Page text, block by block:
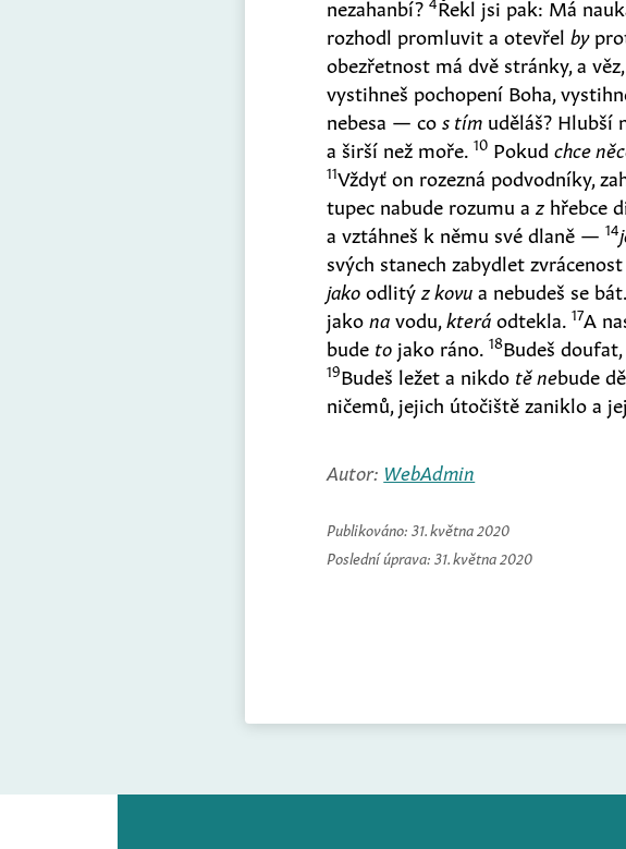
nezahanbí? Řekl jsi pak: Má
rozhodl promluvit a otevřelby
obezřetnost má dvě stránky, a
vystihneš pochopení Boha,
nebesa — co s tím uděláš?
a širší než moře.10 Pokudchce
11Vždyť on rozezná podvodníky,
tupec nabude rozumu a z hřebce
a vztáhneš k němu své dlaně —14
svých stanech zabydlet
jakoodlitý z kovua nebudeš se
jako navodu, kteráodtekla.17A
bude to jako ráno.18Budeš
19Budeš ležet a nikdo tě nebude
ničemů, jejich útočiště zaniklo a
Autor: WebAdmin
Publikováno: 31. května 2020
Poslední úprava: 31. května 2020